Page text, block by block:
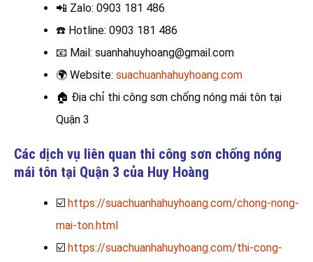
📲 Zalo: 0903 181 486
☎️ Hotline: 0903 181 486
📧 Mail: suanhahuyhoang@gmail.com
🌍 Website: suachuanhahuyhoang.com
🏠 Địa chỉ thi công sơn chống nóng mái tôn tại
Quận 3
Các dịch vụ liên quan thi công sơn chống nóng
mái tôn tại Quận 3 của Huy Hoàng
☑️ https://suachuanhahuyhoang.com/chong-nong-
mai-ton.html
☑️ https://suachuanhahuyhoang.com/thi-cong-